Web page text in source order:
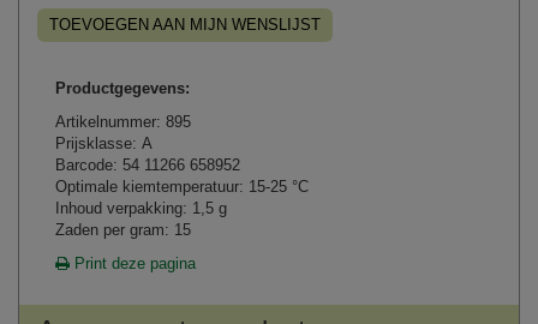
TOEVOEGEN AAN MIJN WENSLIJST
Productgegevens:
Artikelnummer: 895
Prijsklasse: A
Barcode: 54 11266 658952
Optimale kiemtemperatuur: 15-25 °C
Inhoud verpakking: 1,5 g
Zaden per gram: 15
Print deze pagina